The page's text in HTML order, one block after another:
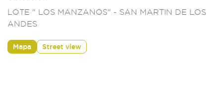
LOTE " LOS MANZANOS" - SAN MARTIN DE LOS
ANDES
Mapa Street view